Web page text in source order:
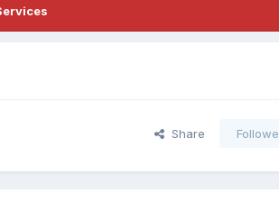
Share